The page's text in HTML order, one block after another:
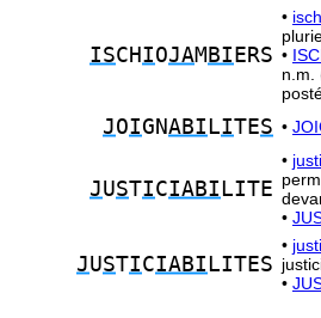
ISCH IOJAM BI ERS
•
•
n.m.
JOIGNABI LITES •
JUSTICIABI LITE
•
•
JUSTICIABI LITES
•
•